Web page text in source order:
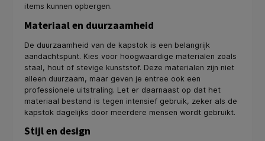
items kunnen opbergen.
Materiaal en duurzaamheid
De duurzaamheid van de kapstok is een belangrijk
aandachtspunt. Kies voor hoogwaardige materialen zoals
staal, hout of stevige kunststof. Deze materialen zijn niet
alleen duurzaam, maar geven je entree ook een
professionele uitstraling. Let er daarnaast op dat het
materiaal bestand is tegen intensief gebruik, zeker als de
kapstok dagelijks door meerdere mensen wordt gebruikt.
Stijl en design